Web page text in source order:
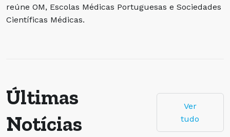
reúne OM, Escolas Médicas Portuguesas e Sociedades
Científicas Médicas.
Últimas
Notícias
Ver
tudo